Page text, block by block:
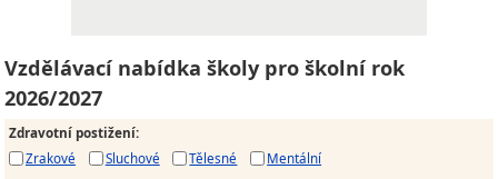
Vzdělávací nabídka školy pro školní rok
2026/2027
Zdravotní postižení:
Zrakové
Sluchové Tělesné
Mentální